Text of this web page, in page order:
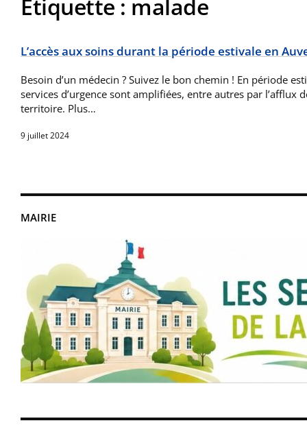
MAIRIE
Étiquette : malade
L’accès aux soins durant la période estivale en
Besoin d’un médecin ? Suivez le bon chemin ! En période
services d’urgence sont amplifiées, entre autres par l’afflux
territoire. Plus…
9 juillet 2024